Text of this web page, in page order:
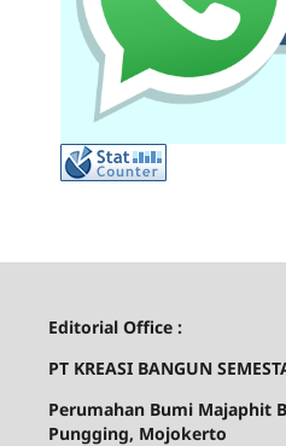
Editorial Office :
PT KREASI BANGUN
Perumahan Bumi Majaphit
Pungging, Mojokerto